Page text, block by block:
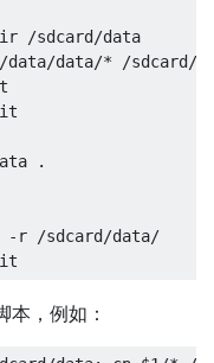
/sdcard/data
data/data/* /sdcard/
.
-r /sdcard/data/
本，例如：